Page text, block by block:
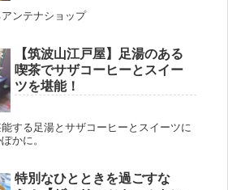
ンテナショップ
【筑波山江戸屋】足湯のある
喫茶でサザコーヒーとスイー
ツを堪能！
する足湯とサザコーヒーとスイーツに
かに。
特別なひとときを過ごすな